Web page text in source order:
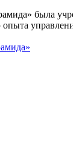
была
опыта